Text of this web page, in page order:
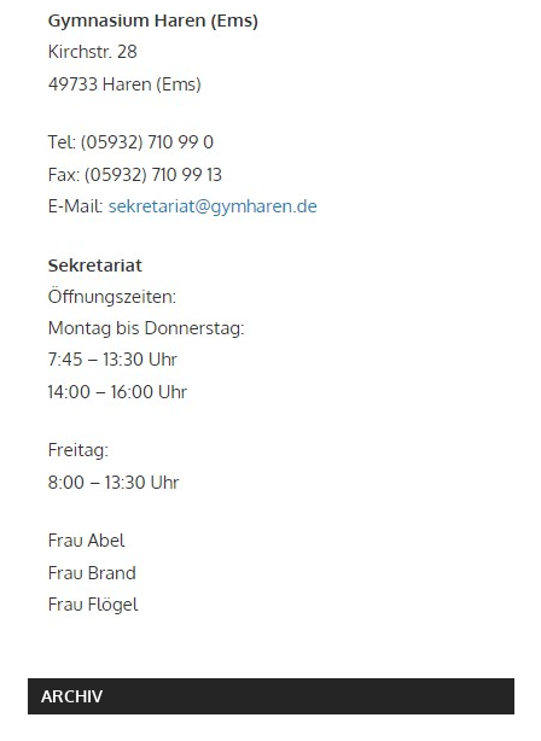
ARCHIV